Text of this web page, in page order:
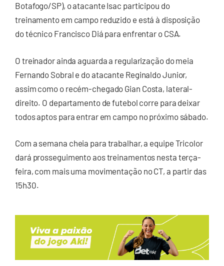
Botafogo/SP), o atacante Isac participou do
treinamento em campo reduzido e está à disposição
do técnico Francisco Diá para enfrentar o CSA.
O treinador ainda aguarda a regularização do meia
Fernando Sobral e do atacante Reginaldo Junior,
assim como o recém-chegado Gian Costa, lateral-
direito. O departamento de futebol corre para deixar
todos aptos para entrar em campo no próximo sábado.
Com a semana cheia para trabalhar, a equipe Tricolor
dará prosseguimento aos treinamentos nesta terça-
feira, com mais uma movimentação no CT, a partir das
15h30.